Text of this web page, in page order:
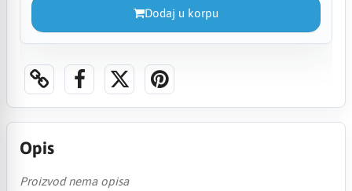
Dodaj u korpu
Opis
Proizvod nema opisa